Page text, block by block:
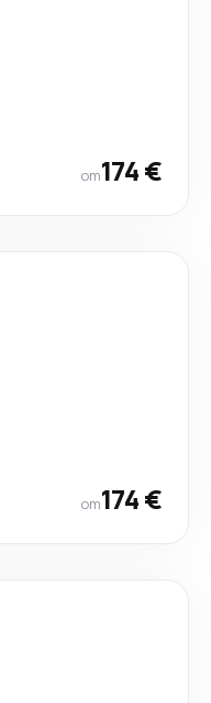
от174 €
от174 €